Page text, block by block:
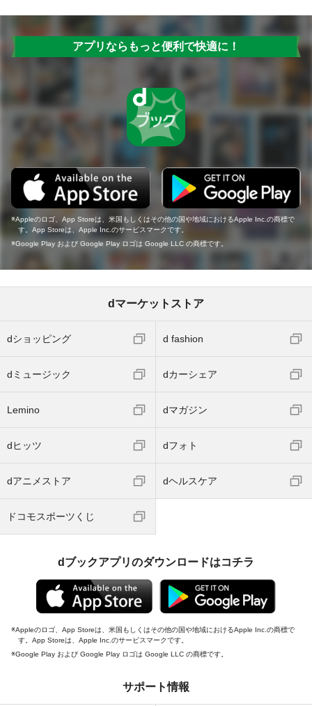
アプリならもっと便利で快適に！
Appleのロゴ、App Storeは、米国もしくはその他の国や地域におけるApple Inc.の商標で
す。App Storeは、Apple Inc.のサービスマークです。
Google Play および Google Play ロゴは Google LLC の商標です。
dマーケットストア
dショッピング d fashion
dミュージック dカーシェア
Lemino dマガジン
dヒッツ dフォト
dアニメストア dヘルスケア
ドコモスポーツくじ
dブックアプリのダウンロードはコチラ
Appleのロゴ、App Storeは、米国もしくはその他の国や地域におけるApple Inc.の商標で
す。App Storeは、Apple Inc.のサービスマークです。
Google Play および Google Play ロゴは Google LLC の商標です。
サポート情報